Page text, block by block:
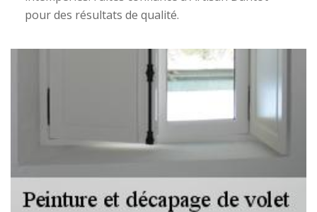
pour des résultats de qualité.